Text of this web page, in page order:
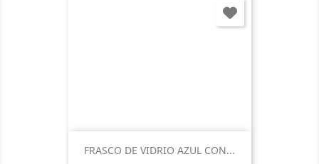
FRASCO DE VIDRIO AZUL CON...